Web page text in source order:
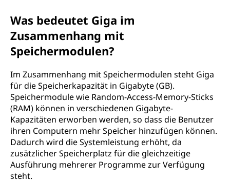
Was bedeutet Giga im
Zusammenhang mit
Speichermodulen?
Im Zusammenhang mit Speichermodulen steht Giga
für die Speicherkapazität in Gigabyte (GB).
Speichermodule wie Random-Access-Memory-Sticks
(RAM) können in verschiedenen Gigabyte-
Kapazitäten erworben werden, so dass die Benutzer
ihren Computern mehr Speicher hinzufügen können.
Dadurch wird die Systemleistung erhöht, da
zusätzlicher Speicherplatz für die gleichzeitige
Ausführung mehrerer Programme zur Verfügung
steht.